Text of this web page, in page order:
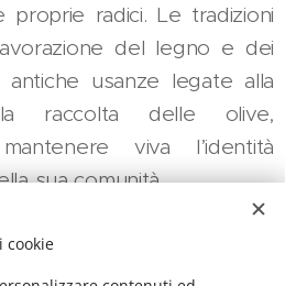
radici. Le tradizioni
del legno e dei
antiche usanze legate alla
raccolta delle olive,
viva l’identità
sua comunità.
cookie